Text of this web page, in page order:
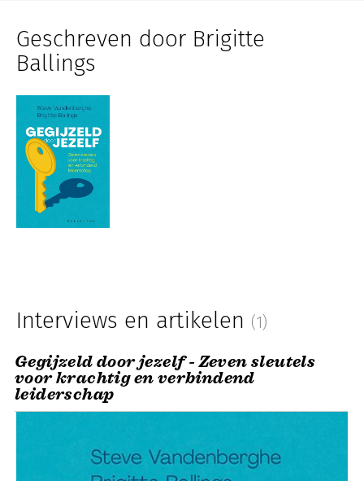
Geschreven door Brigitte
Ballings
Interviews en artikelen (1)
Gegijzeld door jezelf - Zeven sleutels
voor krachtig en verbindend
leiderschap